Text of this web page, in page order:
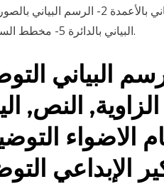
البياني بالدائرة 5- مخطط الساق والأوراق 1 - الرسم البياني بالأعمدة.
البياني
الاضواء
الإبداعي